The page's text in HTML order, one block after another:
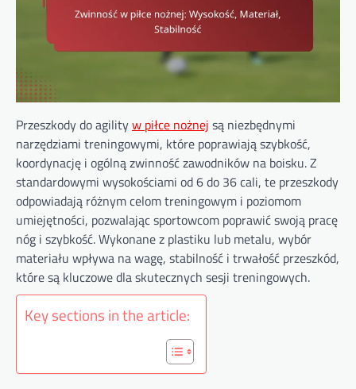
Przeszkody do agilityw piłce nożnej są niezbędnymi
narzędziami treningowymi, które poprawiają szybkość,
koordynację i ogólną zwinność zawodników na boisku. Z
standardowymi wysokościami od 6 do 36 cali, te przeszkody
odpowiadają różnym celom treningowym i poziomom
umiejętności, pozwalając sportowcom poprawić swoją pracę
nóg i szybkość. Wykonane z plastiku lub metalu, wybór
materiału wpływa na wagę, stabilność i trwałość przeszkód,
które są kluczowe dla skutecznych sesji treningowych.
Key sections in the article: